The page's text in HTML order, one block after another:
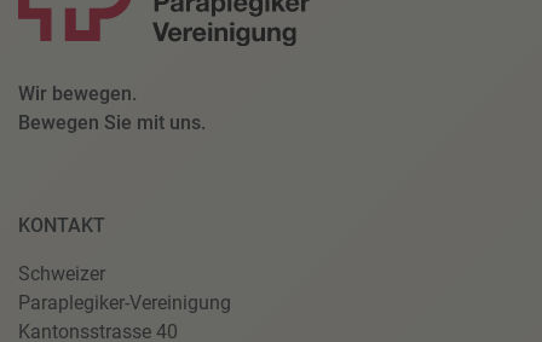
Wir bewegen.
Bewegen Sie mit uns.
KONTAKT
Schweizer
Paraplegiker-Vereinigung
Kantonsstrasse 40